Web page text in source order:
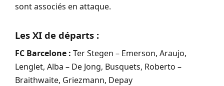
sont associés en attaque.
Les XI de départs :
FC Barcelone : Ter Stegen – Emerson, Araujo,
Lenglet, Alba – De Jong, Busquets, Roberto –
Braithwaite, Griezmann, Depay